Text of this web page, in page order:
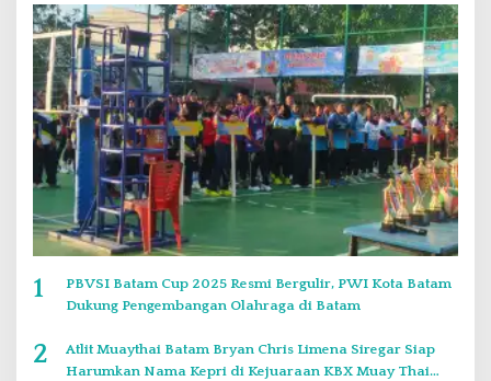
1
PBVSI Batam Cup 2025 Resmi Bergulir, PWI Kota Batam
Dukung Pengembangan Olahraga di Batam
2
Atlit Muaythai Batam Bryan Chris Limena Siregar Siap
Harumkan Nama Kepri di Kejuaraan KBX Muay Thai